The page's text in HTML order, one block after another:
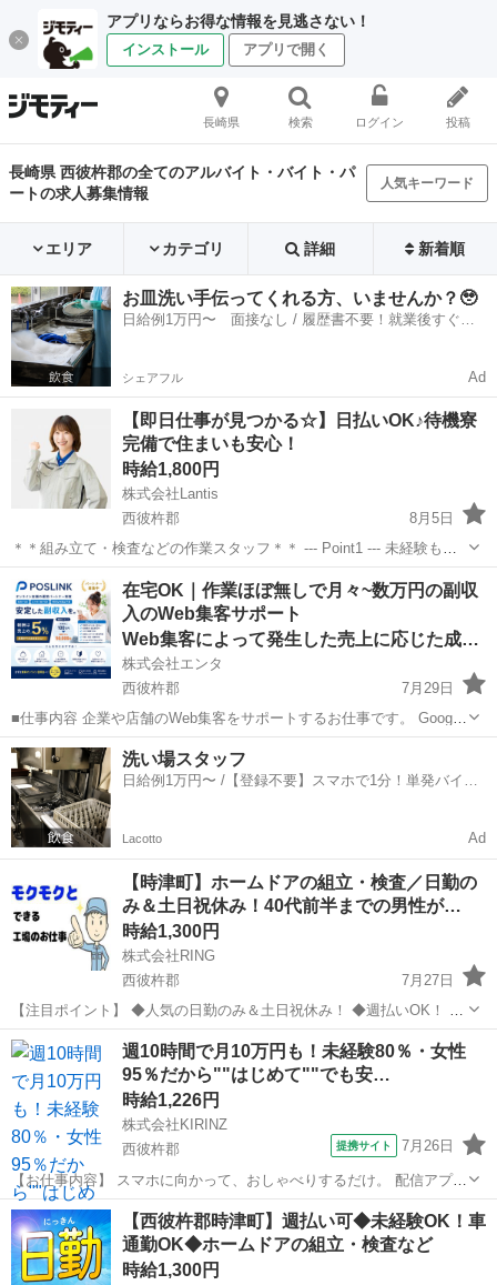
アプリならお得な情報を見逃さない！
インストール アプリで開く
長崎県 検索 ログイン 投稿
長崎県 西彼杵郡の全てのアルバイト・バイト・パ
ートの求人募集情報
人気キーワード
エリア カテゴリ 詳細 新着順
お皿洗い手伝ってくれる方、いませんか？🥹
日給例1万円〜 面接なし / 履歴書不要！就業後すぐに
シェアフル Ad
【即日仕事が見つかる☆】日払いOK♪待機寮
完備で住まいも安心！
時給1,800円
株式会社Lantis
西彼杵郡
8月5日
＊＊組み立て・検査などの作業スタッフ＊＊ --- Point1 --- 未経験も就
業OK！ 工場未経験でもご安心ください！！ 先輩スタッフがイチから
丁寧にサポート！ 未経験からスタートした方も多数活躍しています
☆...
長崎 西彼杵郡 工場 スタッフ
在宅OK｜作業ほぼ無しで月々~数万円の副収
入のWeb集客サポート
Web集客によって発生した売上に応じた成果報酬
株式会社エンタ
西彼杵郡
7月29日
■仕事内容 企業や店舗のWeb集客をサポートするお仕事です。 Google
を活用した「Web上の店舗情報」の登録・初期設定を行っていただき
ます。 日々の集客運用や問い合わせ対応、顧客対応はすべて運営本部
が行うため...
長崎 西彼杵郡 その他
洗い場スタッフ
日給例1万円〜 /【登録不要】スマホで1分！単発バイト
Lacotto Ad
【時津町】ホームドアの組立・検査／日勤の
み＆土日祝休み！40代前半までの男性が…
時給1,300円
株式会社RING
西彼杵郡
7月27日
【注目ポイント】 ◆人気の日勤のみ＆土日祝休み！ ◆週払いOK！ ◆
キレイな工場でのお仕事です！ 【仕事内容】 ホームドアの組立・検査
など 地下鉄のホームドアや電線の製造。電動ドライバー・ニッパー・
圧着工...
長崎 西彼杵郡 工場 時給
週10時間で月10万円も！未経験80％・女性
95％だから""はじめて""でも安…
時給1,226円
株式会社KIRINZ
西彼杵郡
提携サイト 7月26日
【お仕事内容】 スマホに向かって、おしゃべりするだけ。 配信アプリ
（17LIVE／Pococha／IRIAM など）でライブ配信するお仕事です。
——————————— 配信内容はぜんぶ自由
——————————— ・今日...
長崎 西彼杵郡 イベントスタッフ
【西彼杵郡時津町】週払い可◆未経験OK！車
通勤OK◆ホームドアの組立・検査など
時給1,300円